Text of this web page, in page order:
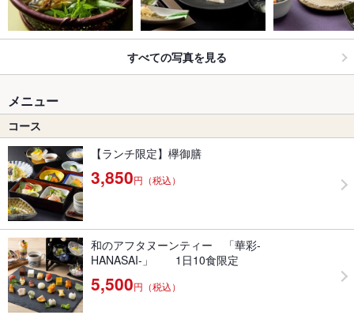
すべての写真を見る
メニュー
コース
【ランチ限定】欅御膳
3,850円（税込）
和のアフタヌーンティー 「華彩‐
HANASAI‐」 1日10食限定
5,500円（税込）